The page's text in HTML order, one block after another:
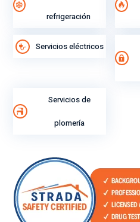
refrigeración
Servicios eléctricos
Servicios de
plomería